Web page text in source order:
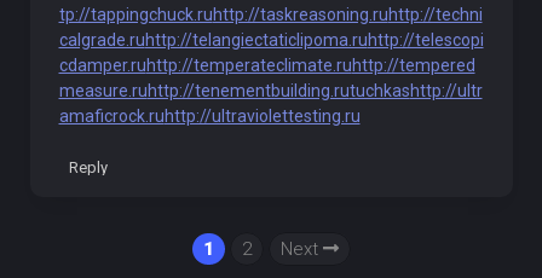
tp://tappingchuck.ruhttp://taskreasoning.ruhttp://techni
calgrade.ruhttp://telangiectaticlipoma.ruhttp://telescopi
cdamper.ruhttp://temperateclimate.ruhttp://tempered
measure.ruhttp://tenementbuilding.rutuchkashttp://ultr
amaficrock.ruhttp://ultraviolettesting.ru
Reply
1 2 Next